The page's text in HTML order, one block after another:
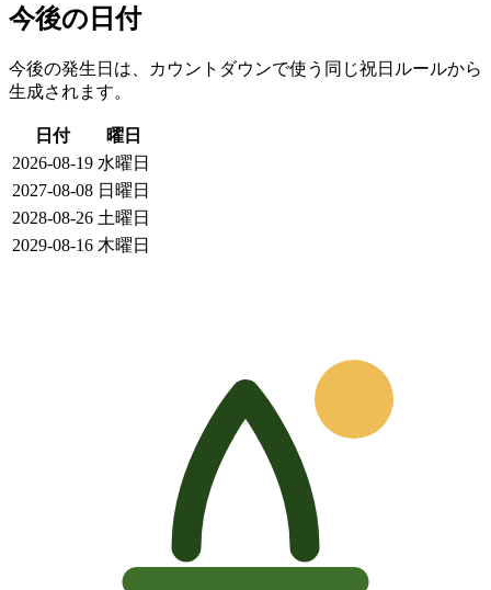
今後の日付
今後の発生日は、カウントダウンで使う同じ祝日ルールから
生成されます。
日付
曜日
2026-08-19 水曜日
2027-08-08 日曜日
2028-08-26 土曜日
2029-08-16 木曜日